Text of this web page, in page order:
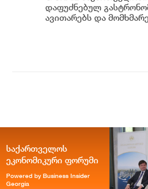
კონცეფციას
დაფუძნებულ
ავითარებს და
საქართველოს
ეკონომიკური ფორუმი
Powered by Business Insider
Georgia